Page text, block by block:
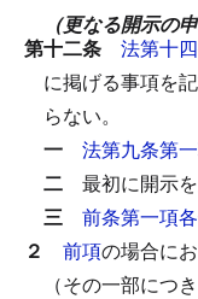
（更なる開示の
第十二条 法第十
に掲げる事項を
らない。
一 法第九条第
二 最初に開示
三 前条第一項
２ 前項の場合に
（その一部につ